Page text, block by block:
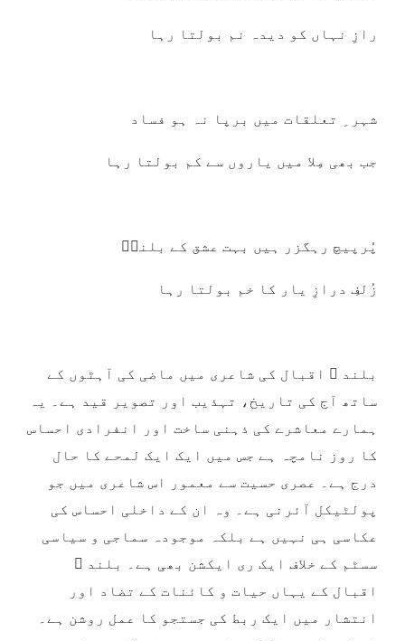
رازِ نہاں کو دیدہ نم بولتا رہا
شہر ِ تعلقات میں برپا نہ ہو فساد
جب بھی مِلا میں یاروں سے کم بولتا رہا
پُرپیچ رہگزر ہیں بہت عشق کے بلندؔ
زُلفِ درازِ یار کا خم بولتا رہا
بلند ؔ اقبال کی شاعری میں ماضی کی آہٹوں کے
ساتھ آج کی تاریخ، تہذیب اور تصویر قید ہے۔ یہ
ہمارے معاشرے کی ذہنی ساخت اور انفرادی احساس
کا روز نامچہ ہے جس میں ایک ایک لمحے کا حال
درج ہے۔ عصری حسیت سے معمور اس شاعری میں جو
پولٹیکل آئرنی ہے۔ وہ ان کے داخلی احساس کی
عکاسی ہی نہیں ہے بلکہ موجودہ سماجی و سیاسی
سسٹم کے خلاف ایک ری ایکشن بھی ہے۔ بلند ؔ
اقبال کے یہاں حیات و کائنات کے تضاد اور
انتشار میں ایک ربط کی جستجو کا عمل روشن ہے۔